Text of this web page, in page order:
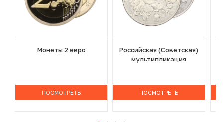
Монеты 2 евро
ПОСМОТРЕТЬ
Российская (Советская)
мультипликация
ПОСМОТРЕТЬ